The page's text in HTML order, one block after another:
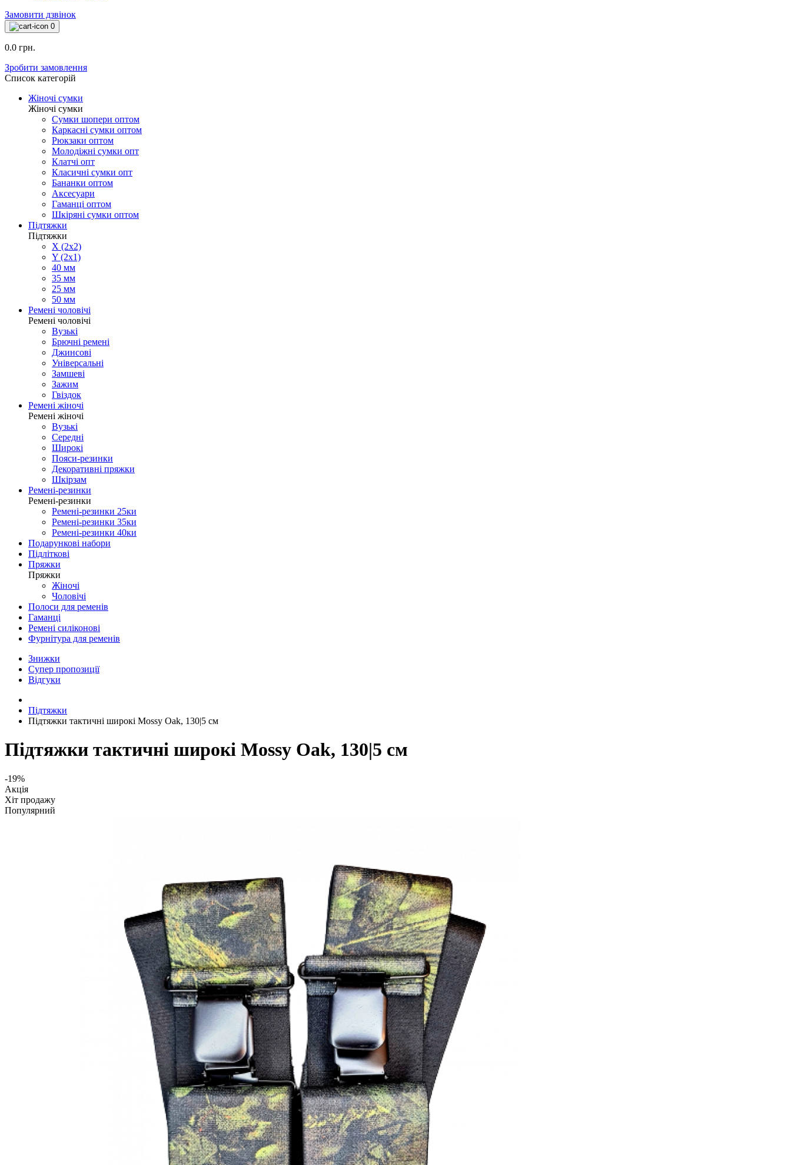
Замовити дзвінок
0
0.0 грн.
Зробити замовлення
Список категорій
Жіночі сумки
Жіночі сумки
Сумки шопери оптом
Каркасні сумки оптом
Рюкзаки оптом
Молодіжні сумки опт
Клатчі опт
Класичні сумки опт
Бананки оптом
Аксесуари
Гаманці оптом
Шкіряні сумки оптом
Підтяжки
Підтяжки
X (2x2)
Y (2x1)
40 мм
35 мм
25 мм
50 мм
Ремені чоловічі
Ремені чоловічі
Вузькі
Брючні ремені
Джинсові
Універсальні
Замшеві
Зажим
Гвіздок
Ремені жіночі
Ремені жіночі
Вузькі
Середні
Широкі
Пояси-резинки
Декоративні пряжки
Шкірзам
Ремені-резинки
Ремені-резинки
Ремені-резинки 25ки
Ремені-резинки 35ки
Ремені-резинки 40ки
Подарункові набори
Підліткові
Пряжки
Пряжки
Жіночі
Чоловічі
Полоси для ременів
Гаманці
Ремені силіконові
Фурнітура для ременів
Знижки
Супер пропозиції
Відгуки
Підтяжки
Підтяжки тактичні широкі Mossy Oak, 130|5 см
Підтяжки тактичні широкі Mossy Oak, 130|5 см
-19%
Акція
Хіт продажу
Популярний